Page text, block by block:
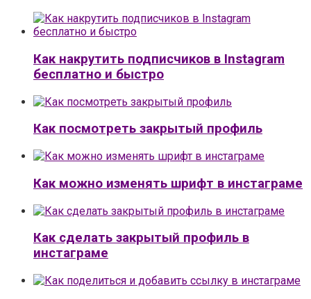
Как накрутить подписчиков в Instagram
бесплатно и быстро
Как посмотреть закрытый профиль
Как можно изменять шрифт в инстаграме
Как сделать закрытый профиль в
инстаграме